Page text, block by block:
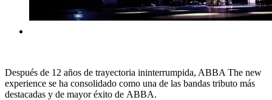
Después de 12 años de trayectoria ininterrumpida, ABBA The new
experience se ha consolidado como una de las bandas tributo más
destacadas y de mayor éxito de ABBA.